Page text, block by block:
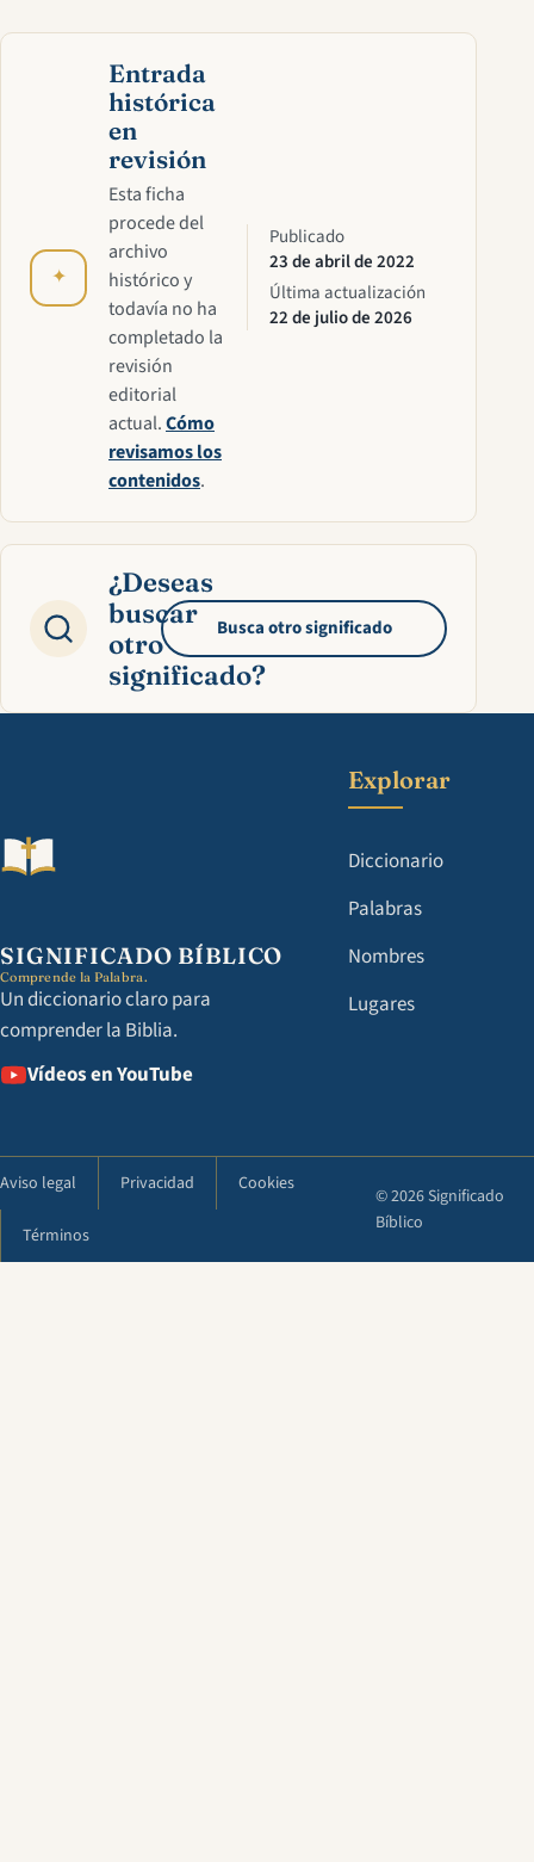
✦
Entrada
histórica
en
revisión
Esta ficha
procede del
archivo
histórico y
todavía no ha
completado la
revisión
editorial
actual.Cómo
revisamos los
contenidos.
Publicado
23 de abril de 2022
Última actualización
22 de julio de 2026
¿Deseas
buscar
otro
significado?
Busca otro significado
SIGNIFICADO BÍBLICO
Comprende la Palabra.
Un diccionario claro para
comprender la Biblia.
Vídeos en YouTube
Explorar
Diccionario
Palabras
Nombres
Lugares
Aviso legal Privacidad Cookies
Términos
© 2026 Significado
Bíblico